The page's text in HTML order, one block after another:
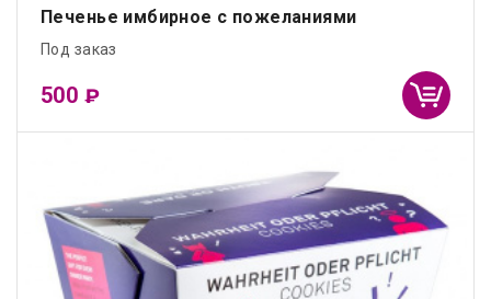
Печенье имбирное с пожеланиями
Под заказ
500 ₽